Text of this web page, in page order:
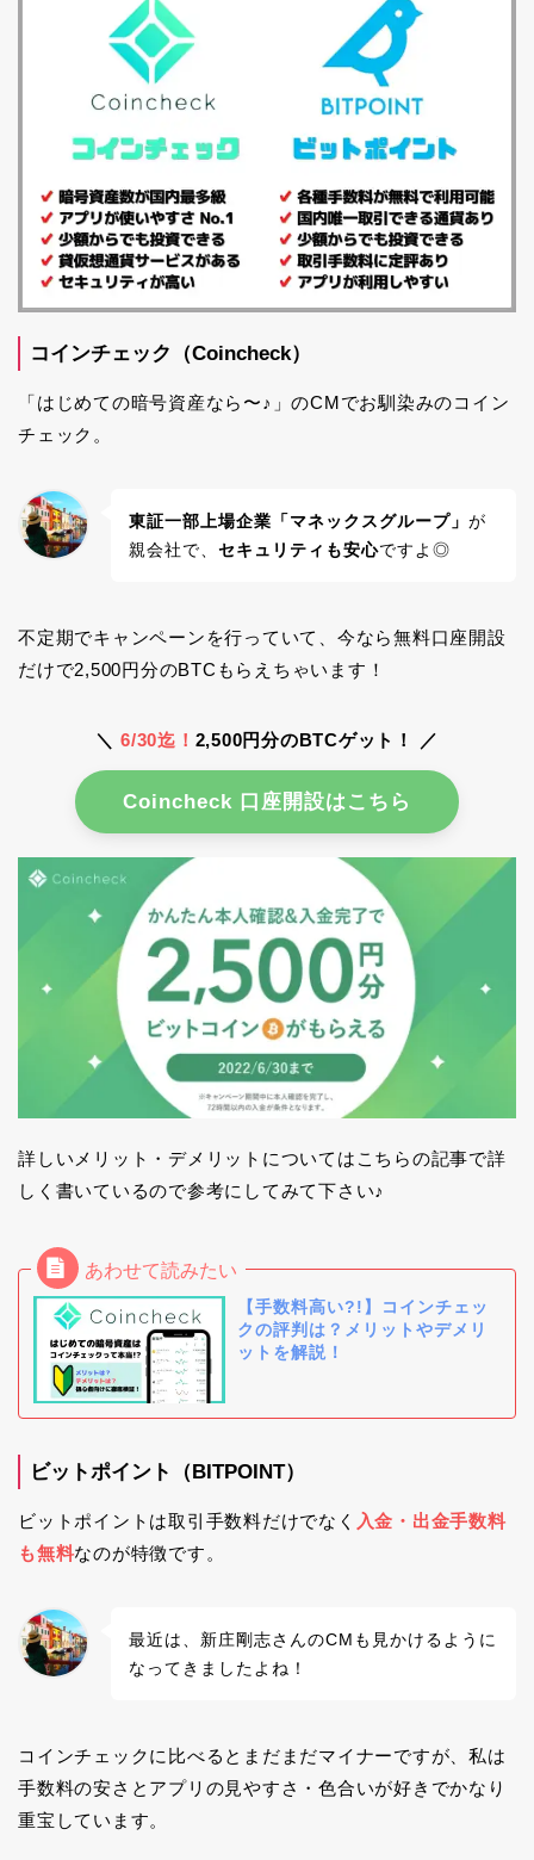
コインチェック（Coincheck）
「はじめての暗号資産なら〜♪」のCMでお馴染みのコイン
チェック。
東証一部上場企業「マネックスグループ」 が
親会社で、 セキュリティも安心ですよ◎
不定期でキャンペーンを行っていて、今なら無料口座開設
だけで2,500円分のBTCもらえちゃいます！
＼6/30迄！ 2,500円分のBTCゲット！ ／
Coincheck 口座開設はこちら
詳しいメリット・デメリットについてはこちらの記事で詳
しく書いているので参考にしてみて下さい♪
【手数料高い?!】コインチェッ
クの評判は？メリットやデメリ
ットを解説！
ビットポイント（BITPOINT）
ビットポイントは取引手数料だけでなく 入金・出金手数料
も無料なのが特徴です。
最近は、新庄剛志さんのCMも見かけるように
なってきましたよね！
コインチェックに比べるとまだまだマイナーですが、私は
手数料の安さとアプリの見やすさ・色合いが好きでかなり
重宝しています。